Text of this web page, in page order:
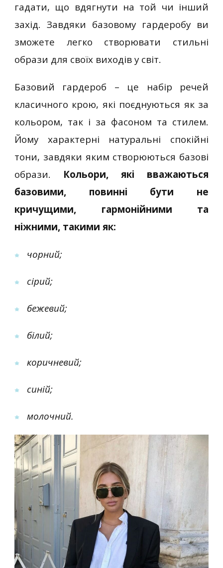
гадати, що вдягнути на той чи інший
захід. Завдяки базовому гардеробу ви
зможете легко створювати стильні
образи для своїх виходів у світ.
Базовий гардероб – це набір речей
класичного крою, які поєднуються як за
кольором, так і за фасоном та стилем.
Йому характерні натуральні спокійні
тони, завдяки яким створюються базові
образи. Кольори, які вважаються
базовими, повинні бути не
кричущими, гармонійними та
ніжними, такими як:
чорний;
сірий;
бежевий;
білий;
коричневий;
синій;
молочний.